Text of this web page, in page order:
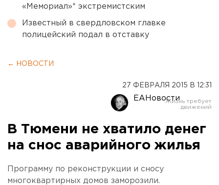
«Мемориал»* экстремистским
Известный в свердловском главке
полицейский подал в отставку
← НОВОСТИ
27 ФЕВРАЛЯ 2015 В 12:31
ЕАНовости
В Тюмени не хватило денег
на снос аварийного жилья
Программу по реконструкции и сносу
многоквартирных домов заморозили.